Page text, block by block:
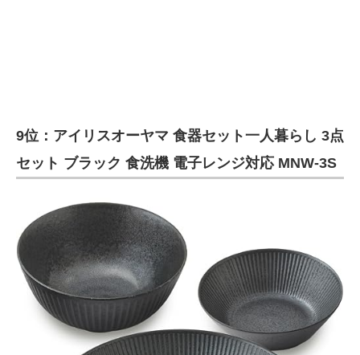
9位：アイリスオーヤマ 食器セット一人暮らし 3点
セット ブラック 食洗機 電子レンジ対応 MNW-3S